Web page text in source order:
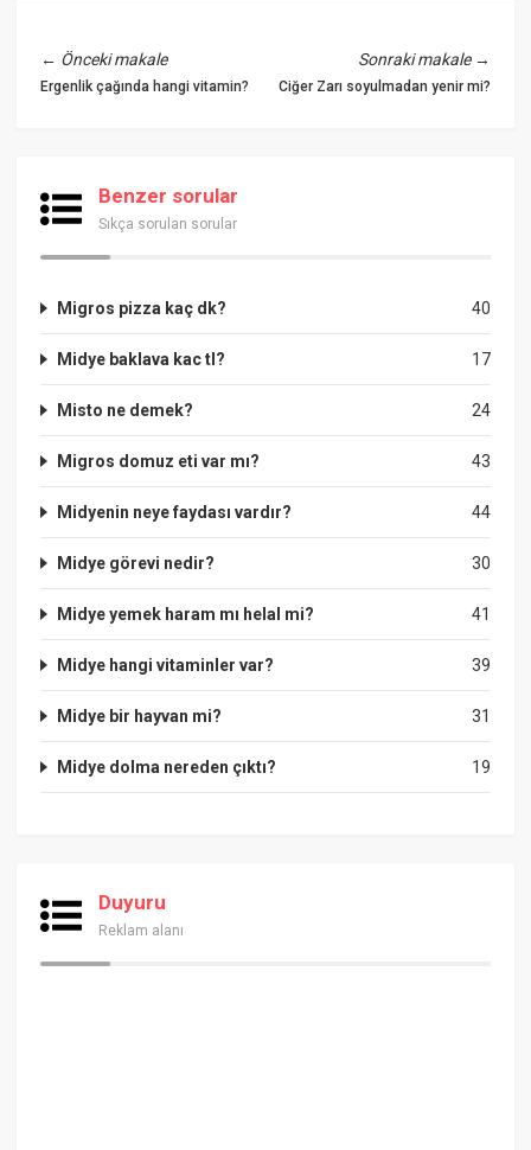
← Önceki makale
Ergenlik çağında hangi vitamin?
Sonraki makale→
Ciğer Zarı soyulmadan yenir mi?
Benzer sorular
Sıkça sorulan sorular
40
Migros pizza kaç dk?
17
Midye baklava kac tl?
24
Misto ne demek?
43
Migros domuz eti var mı?
44
Midyenin neye faydası vardır?
30
Midye görevi nedir?
41
Midye yemek haram mı helal mi?
39
Midye hangi vitaminler var?
31
Midye bir hayvan mi?
19
Midye dolma nereden çıktı?
Duyuru
Reklam alanı